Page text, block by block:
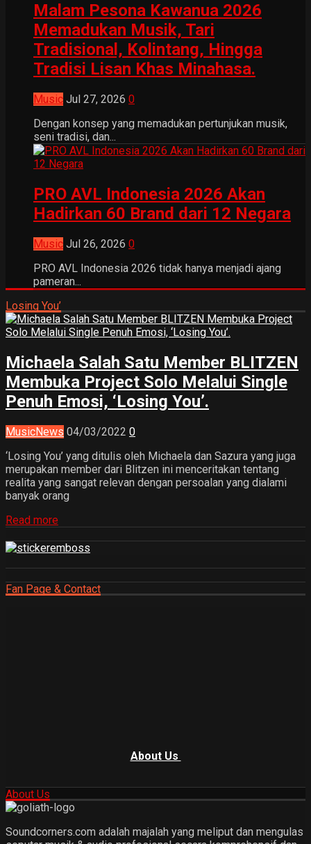
Malam Pesona Kawanua 2026
Memadukan Musik, Tari
Tradisional, Kolintang, Hingga
Tradisi Lisan Khas Minahasa.
Music Jul 27, 2026 0
Dengan konsep yang memadukan pertunjukan musik,
seni tradisi, dan...
PRO AVL Indonesia 2026 Akan
Hadirkan 60 Brand dari 12 Negara
Music Jul 26, 2026 0
PRO AVL Indonesia 2026 tidak hanya menjadi ajang
pameran...
Losing You’
Michaela Salah Satu Member BLITZEN
Membuka Project Solo Melalui Single
Penuh Emosi, ‘Losing You’.
MusicNews 04/03/2022 0
‘Losing You’ yang ditulis oleh Michaela dan Sazura yang juga
merupakan member dari Blitzen ini menceritakan tentang
realita yang sangat relevan dengan persoalan yang dialami
banyak orang
Read more
Fan Page & Contact
About Us
About Us
Soundcorners.com adalah majalah yang meliput dan mengulas